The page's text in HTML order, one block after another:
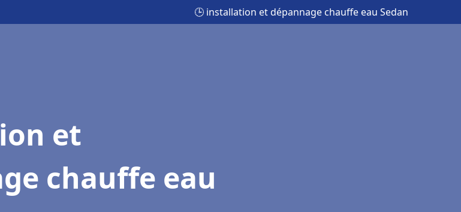
🕒 installation et dépannage chauffe eau Sedan
et
chauffe eau